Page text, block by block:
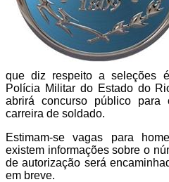
que diz respeito a seleções
Polícia Militar do Estado do
abrirá concurso público
carreira de soldado.
Estimam-se vagas para
existem informações sobre o
de autorização será
em breve.